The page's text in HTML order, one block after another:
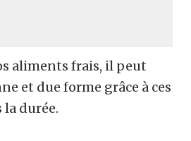
aliments frais, il peut
et due forme grâce à ces
durée.